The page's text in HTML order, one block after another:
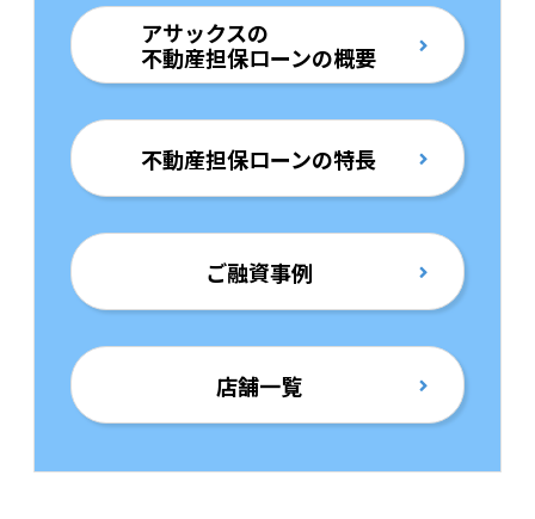
アサックスの
不動産担保ローンの概要
不動産担保ローンの特長
ご融資事例
店舗一覧